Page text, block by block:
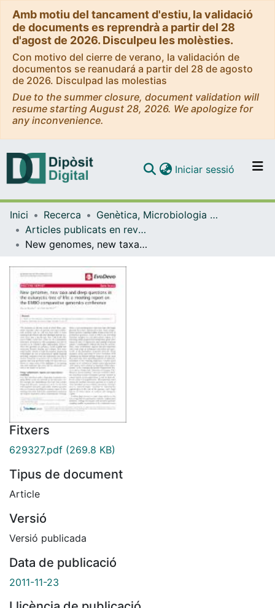
Amb motiu del tancament d'estiu, la validació
de documents es reprendrà a partir del 28
d'agost de 2026. Disculpeu les molèsties.
Con motivo del cierre de verano, la validación de
documentos se reanudará a partir del 28 de agosto
de 2026. Disculpad las molestias
Due to the summer closure, document validation will
resume starting August 28, 2026. We apologize for
any inconvenience.
Navega per tot el DD
Iniciar sessió (current)
Inici Recerca
Genètica, Microbiologia i Estadística
Articles publicats en revistes (Genètica, Microbiologia i Estadística)
New genomes, new taxa and deep questions in the eukaryotic tree of life: a meeting report on the EMBO comparative genomics conference
Fitxers
629327.pdf (269.8 KB)
Tipus de document
Article
Versió
Versió publicada
Data de publicació
2011-11-23